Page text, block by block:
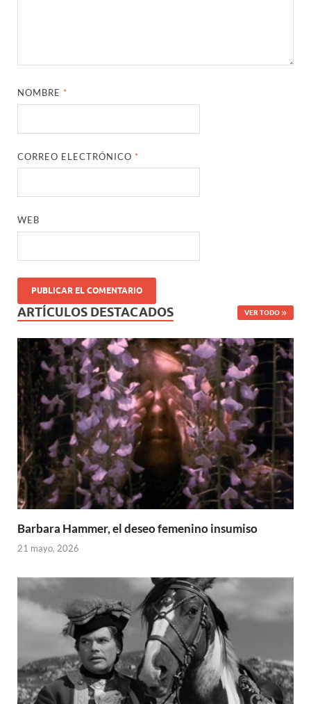
NOMBRE *
CORREO ELECTRÓNICO *
WEB
ARTÍCULOS DESTACADOS VER TODO
Barbara Hammer, el deseo femenino insumiso
21 mayo, 2026